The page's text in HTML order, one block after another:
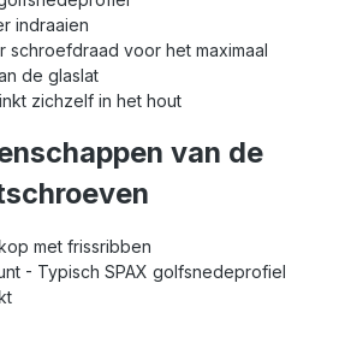
200 stuks.
indraaien
schroefdraad voor het maximaal
de glaslat
zichzelf in het hout
van de
met frissribben
- Typisch SPAX golfsnedeprofiel